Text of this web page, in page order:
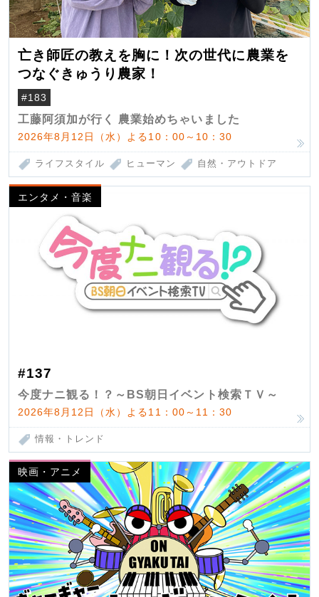
亡き師匠の教えを胸に！次の世代に農業を
つなぐきゅうり農家！
#183
工藤阿須加が行く 農業始めちゃいました
2026年8月12日（水）よる10：00～10：30
ライフスタイル ヒューマン 自然・アウトドア
エンタメ・音楽
#137
今度ナニ観る！？～BS朝日イベント検索ＴＶ～
2026年8月12日（水）よる11：00～11：30
情報・トレンド
映画・アニメ